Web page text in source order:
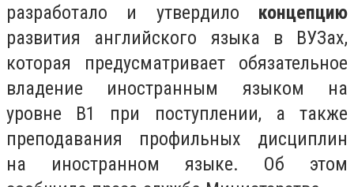
разработало и утвердило концепцию
развития английского языка в ВУЗах,
которая предусматривает обязательное
владение иностранным языком на
уровне В1 при поступлении, а также
преподавания профильных дисциплин
на иностранном языке. Об этом